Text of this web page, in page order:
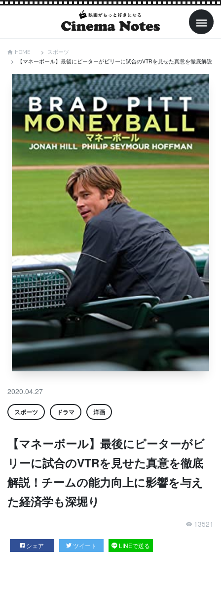
HOME
スポーツ
【マネーボール】最後にピーターがビリーに試合のVTRを見せた真意を徹底解説
2020.04.27
スポーツ ドラマ 洋画
【マネーボール】最後にピーターがビ
リーに試合のVTRを見せた真意を徹底
解説！チームの能力向上に影響を与え
た経済学も深堀り
13521
シェア ツイート LINEで送る